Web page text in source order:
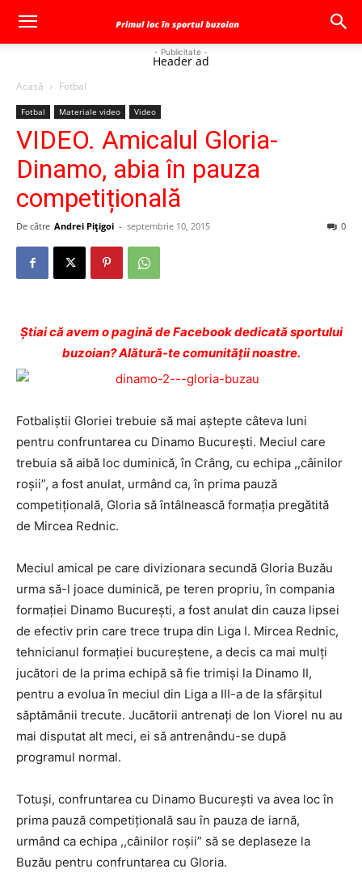
- Publicitate -
Header ad
Acasă Fotbal
Fotbal Materiale video Video
VIDEO. Amicalul Gloria-
Dinamo, abia în pauza
competițională
De către Andrei Pițigoi - septembrie 10, 2015 0
Ştiai că avem o pagină de Facebook dedicată sportului
buzoian? Alătură-te comunității noastre.
Fotbaliștii Gloriei trebuie să mai aștepte câteva luni
pentru confruntarea cu Dinamo București. Meciul care
trebuia să aibă loc duminică, în Crâng, cu echipa ,,câinilor
roșii”, a fost ­anu­lat, urmând ca, în prima pauză
competițională, Gloria să întâlnească formația pregătită
de Mircea Rednic.
Meciul amical pe care divizionara secundă Gloria Buzău
urma să-l joace duminică, pe teren propriu, în compania
formației Dinamo București, a fost anulat din cauza lipsei
de efectiv prin care trece trupa din Liga I. Mircea Rednic,
tehnicianul formației bucureștene, a decis ca mai mulți
jucători de la prima echipă să fie trimiși la Dinamo II,
pentru a evolua în meciul din Liga a III-a de la sfârșitul
săptămânii trecute. Jucătorii antrenați de Ion Viorel nu au
mai disputat alt meci, ei să antrenându-se după
programul normal.
Totuși, confruntarea cu Dinamo București va avea loc în
prima pauză competițională sau în pauza de iarnă,
urmând ca echipa ,,câinilor roșii” să se deplaseze la
Buzău pentru confruntarea cu Gloria.